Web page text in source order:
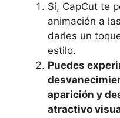
Sí, CapCut te
animación a⁣
darles un
estilo.
Puedes
aparición ‍y
atractivo